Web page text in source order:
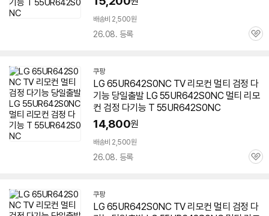
배송비 2,500원
26.08. 등록
관
쿠팡
LG 65UR642S0NC TV 리모컨 멀티 검정 다
기능 당일출발 LG 55UR642S0NC멀티 리모
컨 검정 다기능 T 55UR642S0NC
14,800원
배송비 2,500원
26.08. 등록
관
쿠팡
LG 65UR642S0NC TV 리모컨 멀티 검정 다